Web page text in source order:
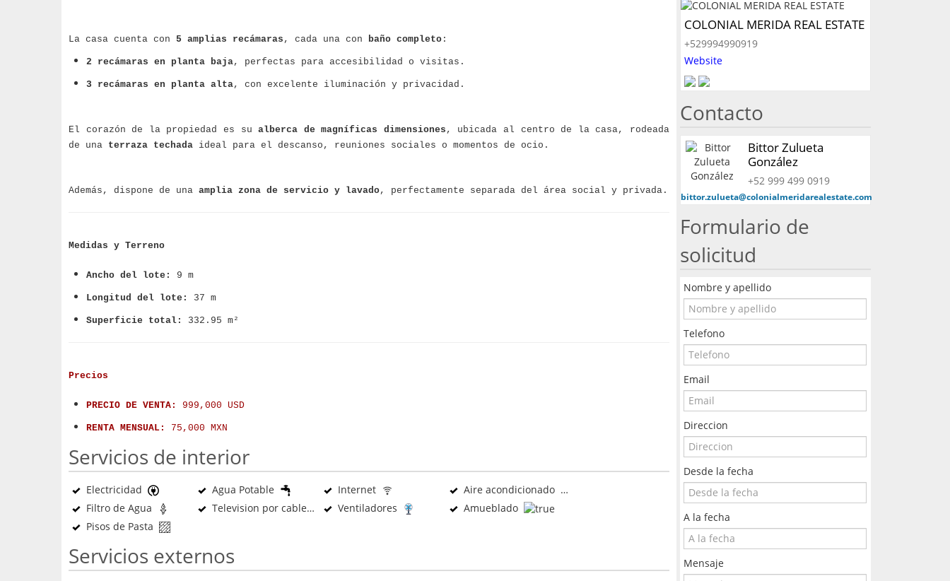
La casa cuenta con 5 amplias recámaras , cada una con baño completo :
2 recámaras en planta baja, perfectas para accesibilidad o visitas.
3 recámaras en planta alta, con excelente iluminación y privacidad.
El corazón de la propiedad es sualberca de magníficas dimensiones , ubicada al centro de la casa, rodeada
de una terraza techada ideal para el descanso, reuniones sociales o momentos de ocio.
Además, dispone de una amplia zona de servicio y lavado, perfectamente separada del área social y privada.
Medidas y Terreno
Ancho del lote: 9 m
Longitud del lote: 37 m
Superficie total: 332.95 m²
Precios
PRECIO DE VENTA: 999,000 USD
RENTA MENSUAL: 75,000 MXN
Servicios de interior
Electricidad Agua Potable Internet
Aire acondicionado
Filtro de Agua
Television por cable Ventiladores
Amueblado
Pisos de Pasta
Servicios externos
COLONIAL MERIDA REAL ESTATE
+529994990919
Website
Contacto
Bittor Zulueta
González
+52 999 499 0919
bittor.zulueta@colonialmeridarealestate.com
Formulario de
solicitud
Nombre y apellido
Telefono
Email
Direccion
Desde la fecha
A la fecha
Mensaje